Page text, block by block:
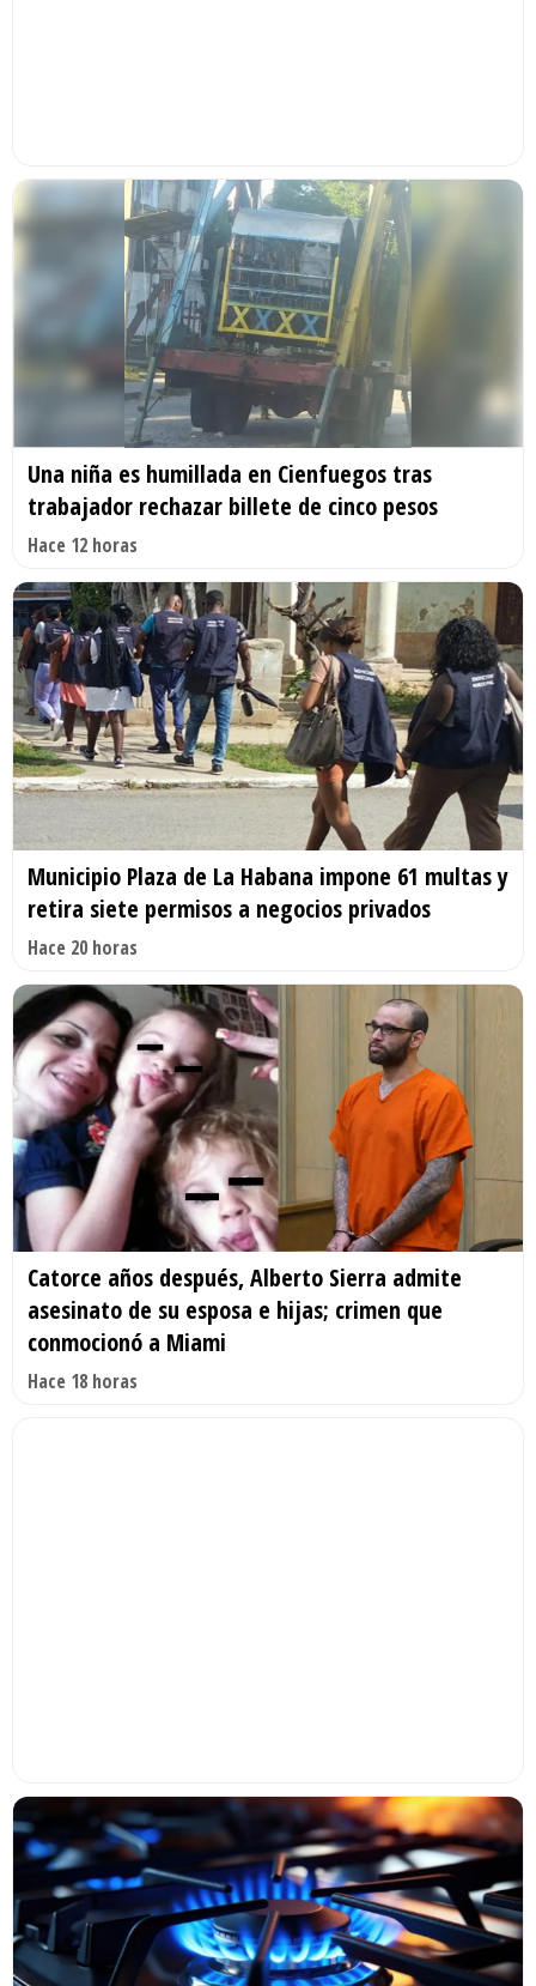
Una niña es humillada en Cienfuegos tras
trabajador rechazar billete de cinco pesos
Hace 12 horas
Municipio Plaza de La Habana impone 61 multas y
retira siete permisos a negocios privados
Hace 20 horas
Catorce años después, Alberto Sierra admite
asesinato de su esposa e hijas; crimen que
conmocionó a Miami
Hace 18 horas